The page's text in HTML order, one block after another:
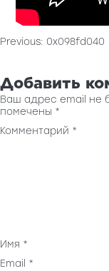
Навигация
записям
Previous: 0x098fd040
Добавить
Ваш адрес email не
помечены *
Комментарий *
Имя *
Email *